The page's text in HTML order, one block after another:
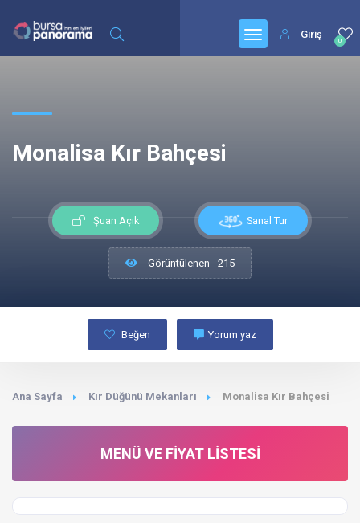
0
Giriş
Monalisa Kır Bahçesi
Şuan Açık Sanal Tur
Görüntülenen - 215
Beğen Yorum yaz
Ana Sayfa Kır Düğünü Mekanları Monalisa Kır Bahçesi
MENÜ VE FIYAT LISTESI